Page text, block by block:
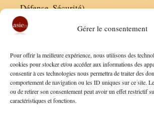
Gérer le consentement
Pour offrir la meilleure expérience, nous utilisons des
cookies pour stocker et/ou accéder aux informations des
consentir à ces technologies nous permettra de traiter des
comportement de navigation ou les ID uniques sur ce site.
ou de retirer son consentement peut avoir un effet restrictif
caractéristiques et fonctions.
Défense, Sécurité)
Finaldées EURL
Siège social : 13 avenue Boudon,
Nous contacter